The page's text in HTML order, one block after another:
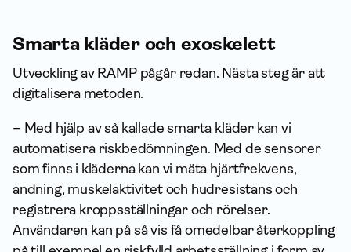
Smarta kläder och exoskelett
Utveckling av RAMP pågår redan. Nästa steg är att
digitalisera metoden.
– Med hjälp av så kallade smarta kläder kan vi
automatisera riskbedömningen. Med de sensorer
som finns i kläderna kan vi mäta hjärtfrekvens,
andning, muskelaktivitet och hudresistans och
registrera kroppsställningar och rörelser.
Användaren kan på så vis få omedelbar återkoppling